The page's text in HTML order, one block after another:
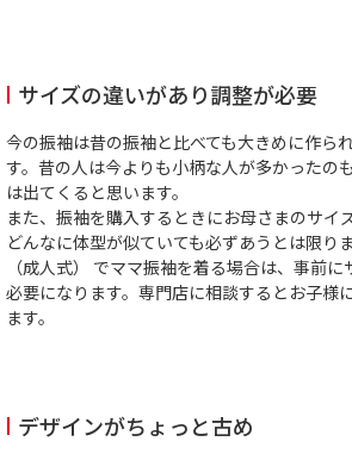
サイズの違いがあり調整が必要
今の振袖は昔の振袖と比べても大きめに作ら
す。昔の人は今よりも小柄な人が多かったの
は出てくると思います。
また、振袖を購入するときにお母さまのサイ
どんなに体型が似ていても必ずあうとは限り
（成人式） でママ振袖を着る場合は、事前
必要になります。専門店に相談するとお子様
ます。
デザインがちょっと古め